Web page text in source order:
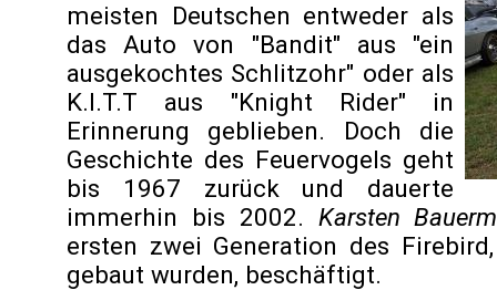
meisten Deutschen entweder als
das Auto von "Bandit" aus "ein
ausgekochtes Schlitzohr" oder als
K.I.T.T aus "Knight Rider" in
Erinnerung geblieben. Doch die
Geschichte des Feuervogels geht
bis 1967 zurück und dauerte
immerhin bis 2002. Karsten
ersten zwei Generation des
gebaut wurden, beschäftigt.